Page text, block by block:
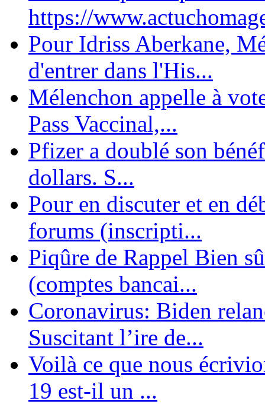
https://
Pour Idriss Aberkane,
d'entrer dans l'His...
Mélenchon appelle à
Pass Vaccinal,...
Pfizer a doublé son
dollars. S...
Pour en discuter et en
forums (inscripti...
Piqûre de Rappel Bien
(comptes bancai...
Coronavirus: Biden
Suscitant l’ire de...
Voilà ce que nous
19 est-il un ...